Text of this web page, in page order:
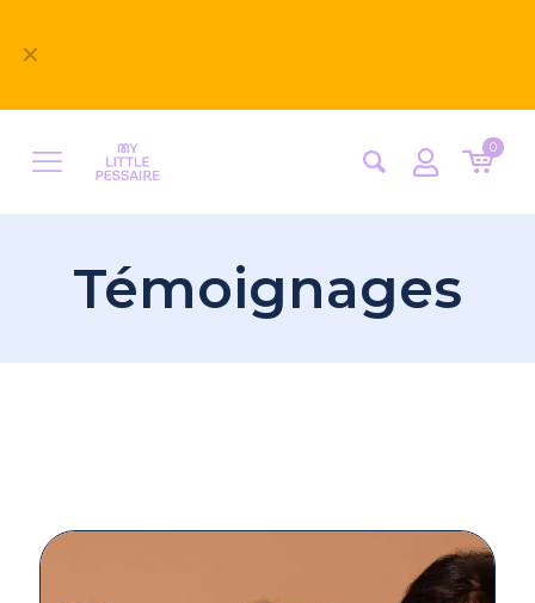
✕
0
Témoignages